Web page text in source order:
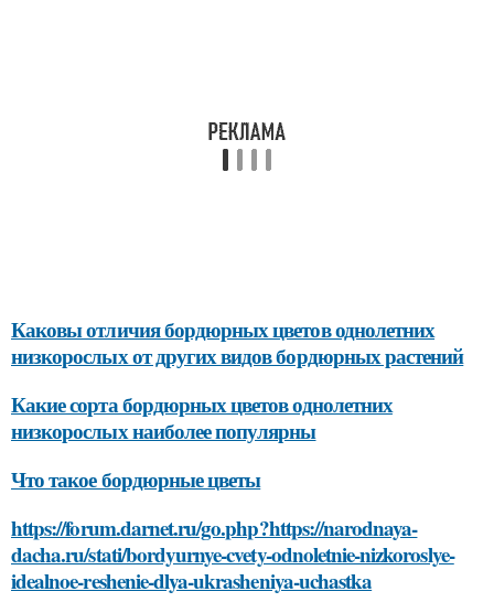
Каковы отличия бордюрных цветов однолетних
низкорослых от других видов бордюрных растений
Какие сорта бордюрных цветов однолетних
низкорослых наиболее популярны
Что такое бордюрные цветы
https://forum.darnet.ru/go.php?https://narodnaya-
dacha.ru/stati/bordyurnye-cvety-odnoletnie-nizkoroslye-
idealnoe-reshenie-dlya-ukrasheniya-uchastka